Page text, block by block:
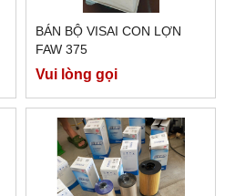
BÁN BỘ VISAI CON LỢN
FAW 375
Vui lòng gọi